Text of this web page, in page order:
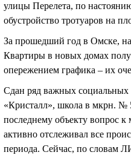
улицы Перелета, по
обустройство тротуаров на
За прошедший год в Омске,
Квартиры в новых домах
опережением графика – их
Сдан ряд важных социальных
«Кристалл», школа в мкрн. №
последнему объекту вопрос
активно отслеживал все
периода. Сейчас, по словам